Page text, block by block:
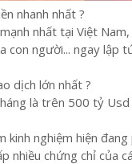
nhanh nhất ?
nhất tại Việt
người... ngay lập
dịch lớn nhất ?
là trên 500 tỷ
nghiệm hiện
chứng chỉ của